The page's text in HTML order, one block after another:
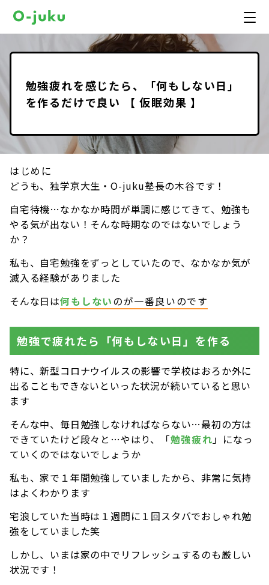
勉強疲れを感じたら、「何もしない日」
を作るだけで良い 【 仮眠効果 】
はじめに
どうも、独学京大生・O-juku塾長の木谷です！
自宅待機…なかなか時間が単調に感じてきて、勉強も
やる気が出ない！そんな時期なのではないでしょう
か？
私も、自宅勉強をずっとしていたので、なかなか気が
滅入る経験がありました
そんな日は何もしないのが一番良いのです
勉強で疲れたら「何もしない日」を作る
特に、新型コロナウイルスの影響で学校はおろか外に
出ることもできないといった状況が続いていると思い
ます
そんな中、毎日勉強しなければならない…最初の方は
できていたけど段々と…やはり、「勉強疲れ」になっ
ていくのではないでしょうか
私も、家で１年間勉強していましたから、非常に気持
はよくわかります
宅浪していた当時は１週間に１回スタバでおしゃれ勉
強をしていました笑
しかし、いまは家の中でリフレッシュするのも厳しい
状況です！